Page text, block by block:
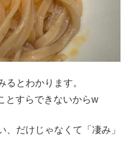
るとわかります。
とすらできないからw
、だけじゃなくて「凄み」